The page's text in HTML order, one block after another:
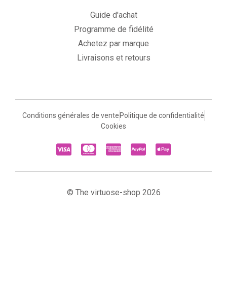
Guide d'achat
Programme de fidélité
Achetez par marque
Livraisons et retours
Conditions générales de vente Politique de confidentialité
Cookies
© The virtuose-shop 2026